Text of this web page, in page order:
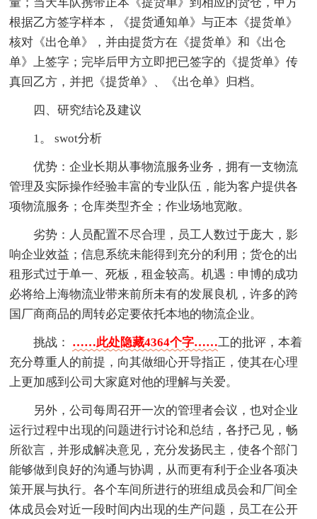
根据乙方签字样本，《提货通知单》与正本《提货单》
核对《出仓单》，并由提货方在《提货单》和《出仓
单》上签字；完毕后甲方立即把已签字的《提货单》传
真回乙方，并把《提货单》、《出仓单》归档。
四、研究结论及建议
1。 swot分析
优势：企业长期从事物流服务业务，拥有一支物流
管理及实际操作经验丰富的专业队伍，能为客户提供各
项物流服务；仓库类型齐全；作业场地宽敞。
劣势：人员配置不尽合理，员工人数过于庞大，影
响企业效益；信息系统未能得到充分的利用；货仓的出
租形式过于单一、死板，租金较高。机遇：申博的成功
必将给上海物流业带来前所未有的发展良机，许多的跨
国厂商商品的周转必定要依托本地的物流企业。
挑战： ……此处隐藏4364个字……工的批评，本着
充分尊重人的前提，向其做细心开导指正，使其在心理
上更加感到公司大家庭对他的理解与关爱。
另外，公司每周召开一次的管理者会议，也对企业
运行过程中出现的问题进行讨论和总结，各抒己见，畅
所欲言，并形成解决意见，充分发扬民主，使各个部门
能够做到良好的沟通与协调，从而更有利于企业各项决
策开展与执行。各个车间所进行的班组成员会和厂间全
体成员会对近一段时间内出现的生产问题，员工在公开